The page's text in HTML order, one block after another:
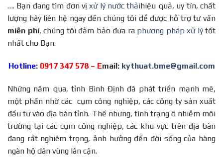
…. Bạn đang tìm đơn vịxử lý nước thảihiệu quả, uy tín, chất
lượng hãy liên hệ ngay đến chúng tôi để được hỗ trợ tư vấn
miễn phí, chúng tôi đảm bảo đưa ra phương pháp xử lýtốt
nhất cho Bạn.
Hotline:0917 347 578 – Email: kythuat.bme@gmail.com
Những năm qua, tỉnh Bình Định đã phát triển mạnh mẽ,
một phần nhờ các cụm công nghiệp, các công ty sản xuất
đầu tư vào địa bàn tỉnh. Thế nhưng, tình trạng ô nhiễm môi
trường tại các cụm công nghiệp, các khu vực trên địa bàn
đang rất nghiêm trọng, ảnh hưởng đến đời sống của hàng
ngàn hộ dân vùng lân cận.